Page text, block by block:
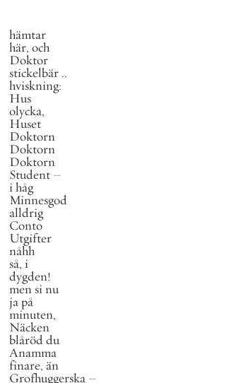
hämtar
här, och
Doktor
stickelbär ..
hviskning:
Hus
olycka,
Huset
Doktorn
Doktorn
Doktorn
Student –
ihåg
Minnesgod
alldrig
Conto
Utgifter
nåhh
så, i
dygden!
mensinu
japå
minuten,
Näcken
blåröddu
Anamma
finare, än
Grofhuggerska –